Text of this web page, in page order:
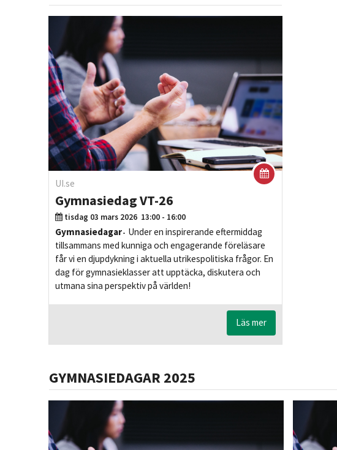
UI.se
Gymnasiedag VT-26
tisdag 03 mars 2026 13:00 - 16:00
Gymnasiedagar
Under en inspirerande eftermiddag
tillsammans med kunniga och engagerande föreläsare
får vi en djupdykning i aktuella utrikespolitiska frågor. En
dag för gymnasieklasser att upptäcka, diskutera och
utmana sina perspektiv på världen!
Läs mer
GYMNASIEDAGAR 2025